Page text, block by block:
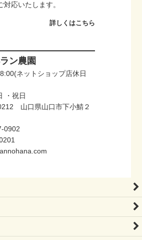
対応いたします。
詳しくはこちら
ン農園
ネットショップ店休日
・祝日
山口県山口市下小鯖２
0902